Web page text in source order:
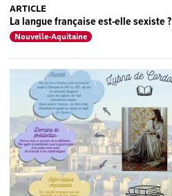
ARTICLE
La langue française est-elle sexiste ?
Nouvelle-Aquitaine